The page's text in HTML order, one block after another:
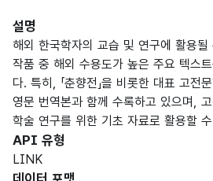
설명
해외 한국학자의 교습 및 연구에 활용
작품 중 해외 수용도가 높은 주요 텍스
다. 특히, 「춘향전」을 비롯한 대표 고전
영문 번역본과 함께 수록하고 있으며,
학술 연구를 위한 기초 자료로 활용할
API 유형
LINK